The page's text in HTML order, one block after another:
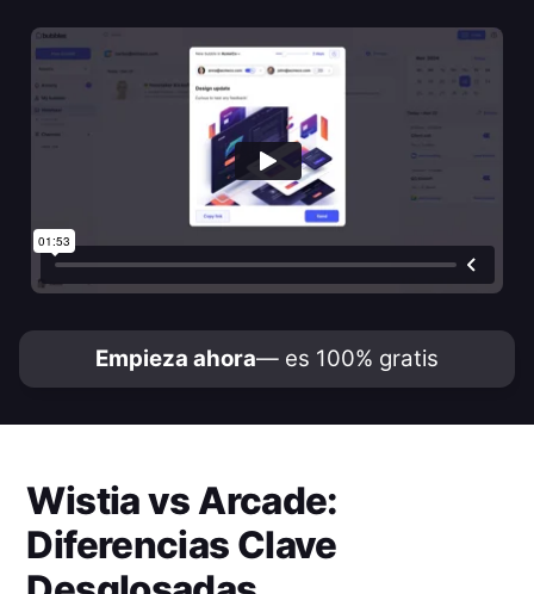
Empieza ahora— es 100% gratis
Wistiavs Arcade:
Diferencias Clave